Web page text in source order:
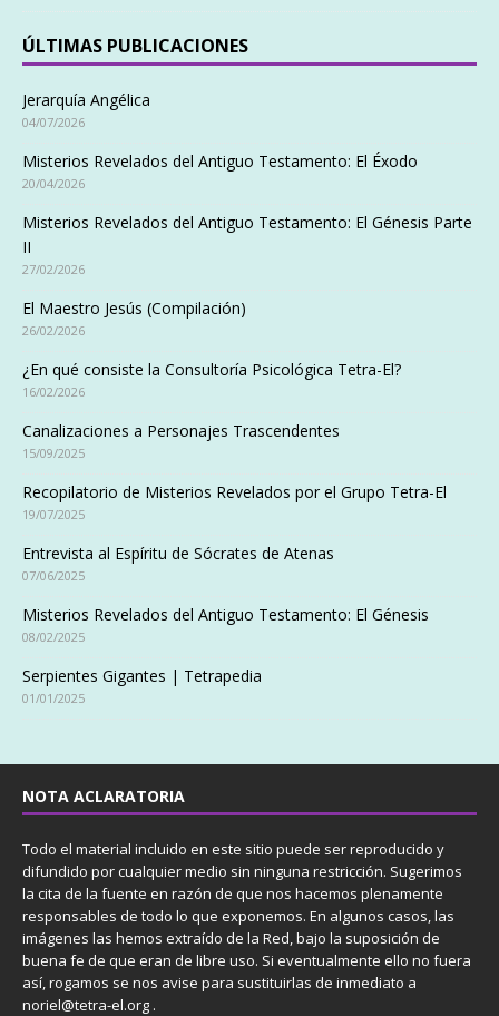
ÚLTIMAS PUBLICACIONES
Jerarquía Angélica
04/07/2026
Misterios Revelados del Antiguo Testamento: El Éxodo
20/04/2026
Misterios Revelados del Antiguo Testamento: El Génesis Parte
II
27/02/2026
El Maestro Jesús (Compilación)
26/02/2026
¿En qué consiste la Consultoría Psicológica Tetra-El?
16/02/2026
Canalizaciones a Personajes Trascendentes
15/09/2025
Recopilatorio de Misterios Revelados por el Grupo Tetra-El
19/07/2025
Entrevista al Espíritu de Sócrates de Atenas
07/06/2025
Misterios Revelados del Antiguo Testamento: El Génesis
08/02/2025
Serpientes Gigantes | Tetrapedia
01/01/2025
NOTA ACLARATORIA
Todo el material incluido en este sitio puede ser reproducido y
difundido por cualquier medio sin ninguna restricción. Sugerimos
la cita de la fuente en razón de que nos hacemos plenamente
responsables de todo lo que exponemos. En algunos casos, las
imágenes las hemos extraído de la Red, bajo la suposición de
buena fe de que eran de libre uso. Si eventualmente ello no fuera
así, rogamos se nos avise para sustituirlas de inmediato a
noriel@tetra-el.org .